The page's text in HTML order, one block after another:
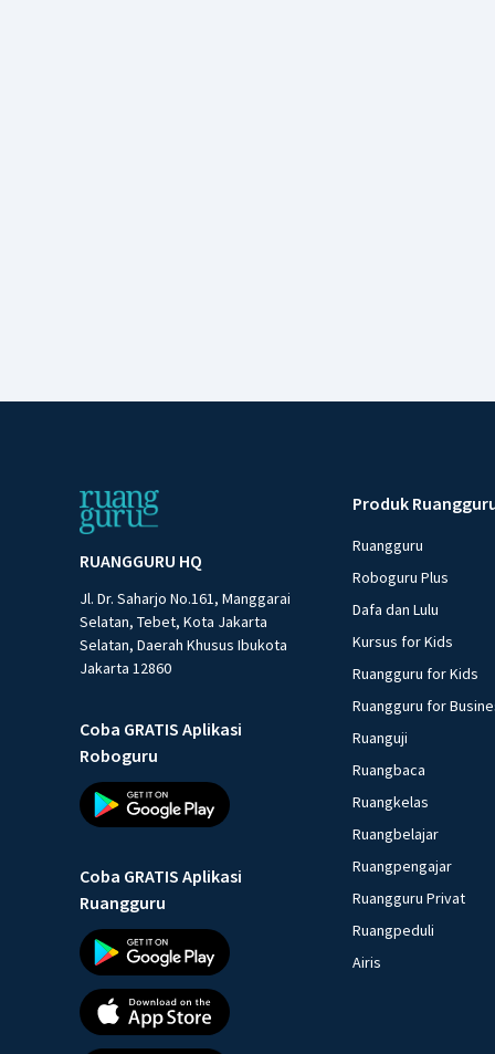
RUANGGURU HQ
Jl. Dr. Saharjo No.161, Manggarai
Selatan, Tebet, Kota Jakarta
Selatan, Daerah Khusus Ibukota
Jakarta 12860
Coba GRATIS Aplikasi
Roboguru
Coba GRATIS Aplikasi
Ruangguru
Produk
Ruangguru
Roboguru Plus
Dafa dan Lulu
Kursus for Kids
Ruangguru for Kids
Ruangguru for
Ruanguji
Ruangbaca
Ruangkelas
Ruangbelajar
Ruangpengajar
Ruangguru Privat
Ruangpeduli
Airis